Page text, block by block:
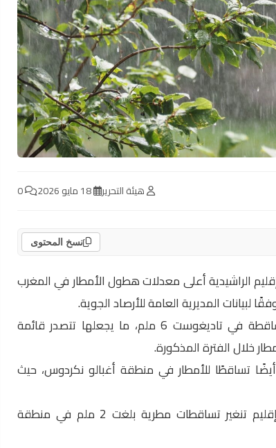
هيئة التحرير
نسخ المحتوى
الراشيدية أعلى معدلات هطول الأمطار في المغرب
وبلغت كمية الأمطار المتساقطة في تاديغوست 6 ملم، ما يجعلها تتصدر قائمة
خلال الفترة المذكورة.
تساقطًا للأمطار في منطقة أغبالو نكردوس، حيث
وفي سياق متصل، سجل إقليم تنغير تساقطات مطرية بلغت 2 ملم في منطقة